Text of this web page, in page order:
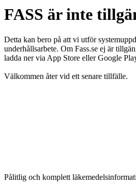
FASS är inte
Detta kan bero på att vi utför
underhållsarbete. Om Fass.se ej är
ladda ner via App Store eller Google
Välkommen åter vid ett senare tillfälle.
Pålitlig och komplett